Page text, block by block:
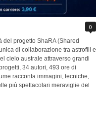
0
progetto ShaRA (Shared
di collaborazione tra astrofili e
cielo australe attraverso grandi
34 autori, 493 ore di
racconta immagini, tecniche,
più spettacolari meraviglie del